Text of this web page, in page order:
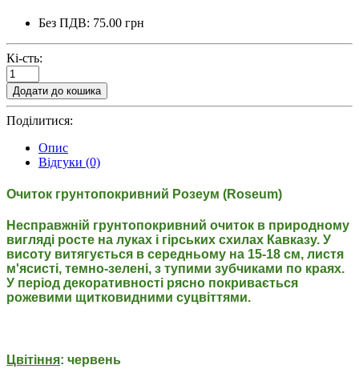
Без ПДВ: 75.00 грн
Кі-сть:
Додати до кошика
Поділитися:
Опис
Відгуки (0)
Очиток грунтопокривний Розеум (Roseum)
Несправжній грунтопокривний очиток в природному
вигляді росте на луках і гірських схилах Кавказу. У
висоту витягується в середньому на 15-18 см, листя
м'ясисті, темно-зелені, з тупими зубчиками по краях.
У період декоративності рясно покривається
рожевими щитковидними суцвіттями.
Цвітіння: червень